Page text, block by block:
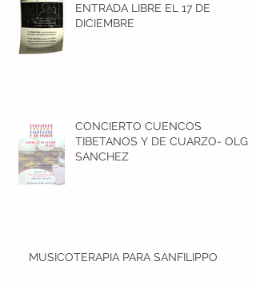
ENTRADA LIBRE EL 17 DE
DICIEMBRE
CONCIERTO CUENCOS
TIBETANOS Y DE CUARZO- OLGA
SANCHEZ
MUSICOTERAPIA PARA SANFILIPPO